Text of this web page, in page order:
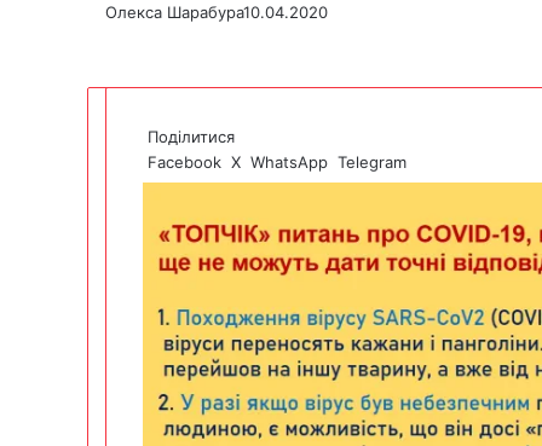
Олекса Шарабура10.04.2020
Поділитися
Facebook X WhatsApp Telegram